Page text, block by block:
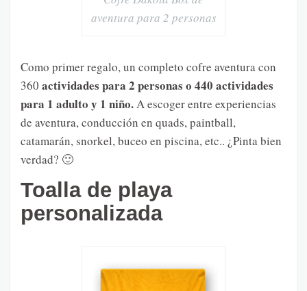
aventura para 2 personas
Como primer regalo, un completo cofre aventura con
360 actividades para 2 personas o 440 actividades
para 1 adulto y 1 niño.A escoger entre experiencias
de aventura, conducción en quads, paintball,
catamarán, snorkel, buceo en piscina, etc.. ¿Pinta bien
verdad? 🙂
Toalla de playa
personalizada